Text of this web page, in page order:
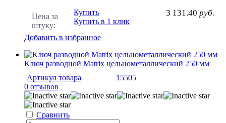
Цена за
штуку:
3 131.40 руб.
Купить
Купить в 1 клик
Добавить в избранное
Ключ разводной Matrix цельнометаллический 250 мм
Артикул товара
15505
0 отзывов
Сравнить